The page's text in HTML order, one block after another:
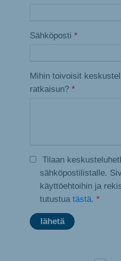
Sähköposti *
Mihin toivoisit
ratkaisun? *
Tilaan
sähköpostilistalle.
käyttöehtoihin ja
tutustua tästä. *